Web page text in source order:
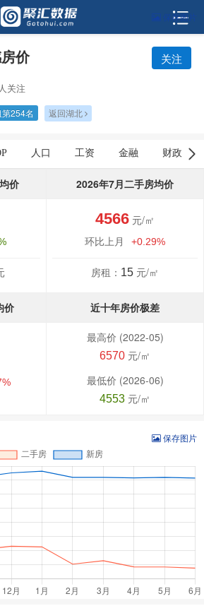
价 关注
关注
第254名 返回湖北
人口 工资 金融 财政
价 2026年7月二手房均价
4566 元/㎡
环比上月
+0.29%
房租： 15 元/㎡
价 近十年房价极差
最高价 (2022-05)
6570 元/㎡
最低价 (2026-06)
4553 元/㎡
保存图片
保存图片